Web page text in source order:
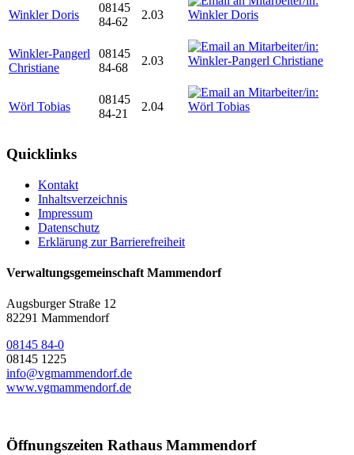
Winkler Doris
08145
84-62
2.03
Winkler-Pangerl
Christiane
08145
84-68
2.03
Wörl Tobias
08145
84-21
2.04
Quicklinks
Kontakt
Inhaltsverzeichnis
Impressum
Datenschutz
Erklärung zur Barrierefreiheit
Verwaltungsgemeinschaft Mammendorf
Augsburger Straße 12
82291 Mammendorf
08145 84-0
08145 1225
info@vgmammendorf.de
www.vgmammendorf.de
Öffnungszeiten Rathaus Mammendorf